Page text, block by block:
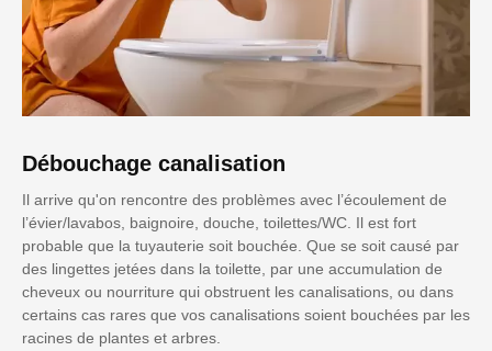
Débouchage canalisation
Il arrive qu'on rencontre des problèmes avec l’écoulement de
l’évier/lavabos, baignoire, douche, toilettes/WC. Il est fort
probable que la tuyauterie soit bouchée. Que se soit causé par
des lingettes jetées dans la toilette, par une accumulation de
cheveux ou nourriture qui obstruent les canalisations, ou dans
certains cas rares que vos canalisations soient bouchées par les
racines de plantes et arbres.